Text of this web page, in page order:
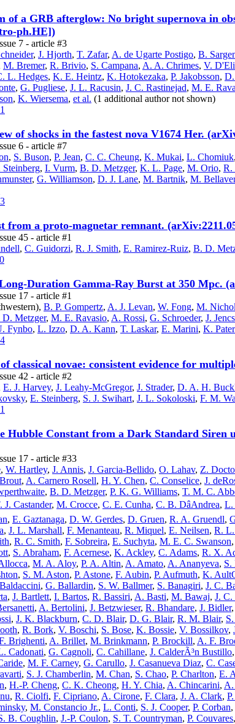
of a GRB afterglow: No bright supernova in
ph.HE])
7 - article #3
, J. Hjorth, T. Zafar, A. de Ugarte Postigo, B.
M. Bremer, R. Brivio, S. Campana, A. A. Chrimes, V.
L. Hedges, K. E. Heintz, K. Hotokezaka, P. Jakobsson,
, G. Pugliese, J. L. Racusin, J. C. Rastinejad, M. E.
, K. Wiersema, et al. (1 additional author not shown)
of shocks in the fastest nova V1674 Her.
6 - article #7
, S. Buson, P. Jean, C. C. Cheung, K. Mukai, L. Chomiuk,
Steinberg, I. Vurm, B. D. Metzger, K. L. Page, M. Orio, R.
, G. Williamson, D. J. Lane, M. Bartnik, M. Bellaver
from a proto-magnetar remnant.
45 - article #1
, C. Guidorzi, R. J. Smith, E. Ramirez-Ruiz, B. D.
Duration Gamma-Ray Burst at 350 Mpc.
17 - article #1
B. P. Gompertz, A. J. Levan, W. Fong, M.
D. Metzger, M. E. Ravasio, A. Rossi, G. Schroeder, J.
Fynbo, L. Izzo, D. A. Kann, T. Laskar, E. Marini, K.
classical novae: consistent evidence for
42 - article #2
E. J. Harvey, J. Leahy-McGregor, J. Strader, D. A. H.
, E. Steinberg, S. J. Swihart, J. L. Sokoloski, F. M.
Hubble Constant from a Dark Standard
17 - article #33
, W. Hartley, J. Annis, J. Garcia-Bellido, O. Lahav, Z.
, A. Carnero Rosell, H. Y. Chen, C. Conselice, J.
, B. D. Metzger, P. K. G. Williams, T. M. C.
J. Castander, M. Crocce, C. E. Cunha, C. B. DâAndrea, L.
, E. Gaztanaga, D. W. Gerdes, D. Gruen, R. A. Gruendl,
, J. L. Marshall, F. Menanteau, R. Miquel, E. Neilsen, R.
, R. C. Smith, F. Sobreira, E. Suchyta, M. E. C. Swanson,
, S. Abraham, F. Acernese, K. Ackley, C. Adams, R. X.
, M. A. Aloy, P. A. Altin, A. Amato, A. Ananyeva, S.
, S. M. Aston, P. Astone, F. Aubin, P. Aufmuth, K.
, G. Ballardin, S. W. Ballmer, S. Banagiri, J. C.
, J. Bartlett, I. Bartos, R. Bassiri, A. Basti, M. Bawaj, J. C.
, A. Bertolini, J. Betzwieser, R. Bhandare, J. Bidler,
, J. K. Blackburn, C. D. Blair, D. G. Blair, R. M. Blair,
, R. Bork, V. Boschi, S. Bose, K. Bossie, V. Bossilkov,
Brighenti, A. Brillet, M. Brinkmann, P. Brockill, A. F.
Cadonati, G. Cagnoli, C. Cahillane, J. CalderÃ³n Bustillo,
, M. F. Carney, G. Carullo, J. Casanueva Diaz, C.
, S. J. Chamberlin, M. Chan, S. Chao, P. Charlton, E.
, H.-P. Cheng, C. K. Cheong, H. Y. Chia, A. Chincarini, A.
, R. Ciolfi, F. Cipriano, A. Cirone, F. Clara, J. A. Clark,
, M. Constancio Jr., L. Conti, S. J. Cooper, P. Corban,
B. Coughlin, J.-P. Coulon, S. T. Countryman, P. Couvares,